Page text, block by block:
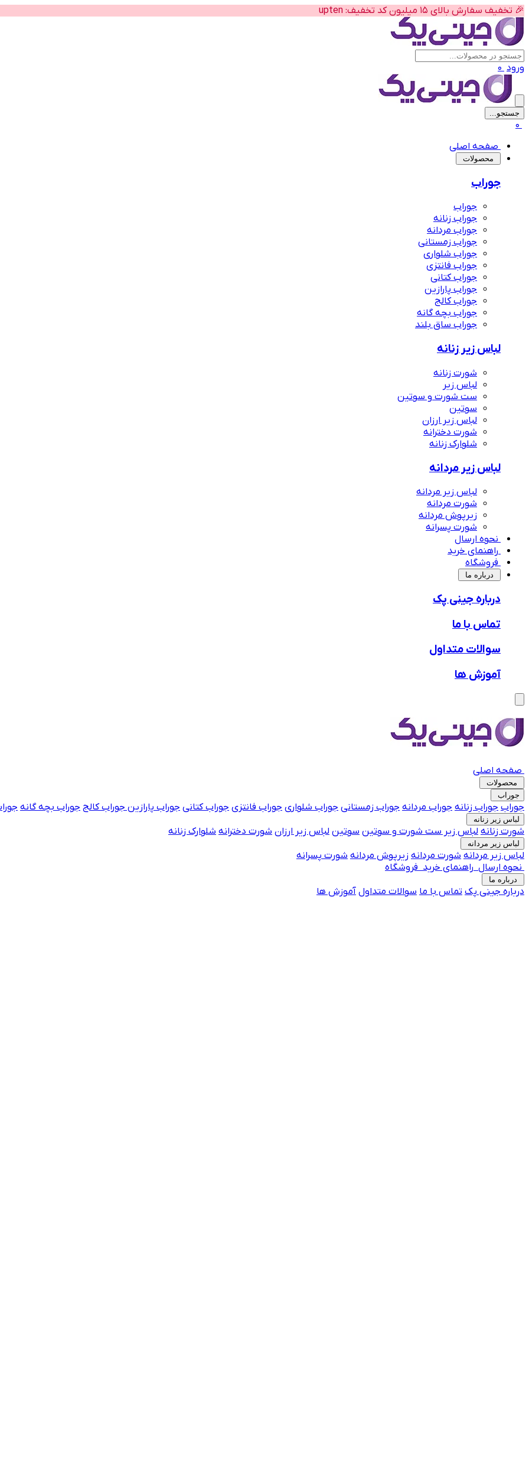
🚚 ارسال رایگان سفارش بالای 10 میلیون
ورود 0
جستجو...
0
صفحه اصلی
‌محصولات
جوراب
جوراب
جوراب زنانه
جوراب مردانه
جوراب زمستانی
جوراب شلواری
جوراب فانتزی
جوراب کتانی
جوراب پارازین
جوراب کالج
جوراب بچه گانه
جوراب ساق بلند
لباس زیر زنانه
شورت زنانه
لباس زیر
ست شورت و سوتین
سوتین
لباس زیر ارزان
شورت دخترانه
شلوارک زنانه
لباس زیر مردانه
لباس زیر مردانه
شورت مردانه
زیرپوش مردانه
شورت پسرانه
نحوه ارسال
راهنمای خرید
فروشگاه
‌درباره ما
درباره جینی پک
تماس با ما
سوالات متداول
آموزش ها
صفحه اصلی
محصولات
جوراب
جوراب جوراب زنانه جوراب مردانه جوراب زمستانی جوراب شلواری جوراب فانتزی جوراب کتانی جوراب پارازین جوراب کالج جوراب بچه گانه
لباس زیر زنانه
شورت زنانه لباس زیر ست شورت و سوتین سوتین لباس زیر ارزان شورت دخترانه شلوارک زنانه
لباس زیر مردانه
لباس زیر مردانه شورت مردانه زیرپوش مردانه شورت پسرانه
نحوه ارسال راهنمای خرید فروشگاه
درباره ما
درباره جینی پک تماس با ما سوالات متداول آموزش ها
پیشنهاد های لباس زیر زنانه
جوراب فانتزی پرفروش